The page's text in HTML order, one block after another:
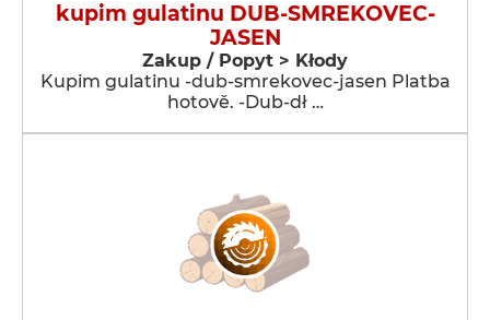
kupim gulatinu DUB-SMREKOVEC-
JASEN
Zakup / Popyt > Kłody
Kupim gulatinu -dub-smrekovec-jasen Platba
hotově. -Dub-dł …